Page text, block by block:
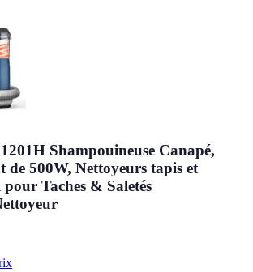
Shampouineuse Canapé,
de 500W, Nettoyeurs tapis et
Taches & Saletés